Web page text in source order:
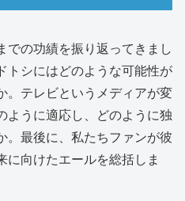
での功績を振り返ってきまし
トシにはどのような可能性が
。テレビというメディアが変
ように適応し、どのように独
。最後に、私たちファンが彼
に向けたエールを総括しま